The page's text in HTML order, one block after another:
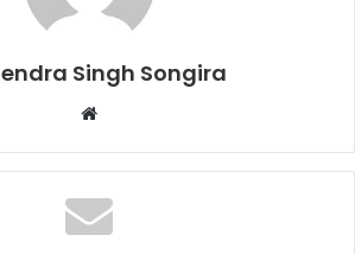
Singh Songira
Website